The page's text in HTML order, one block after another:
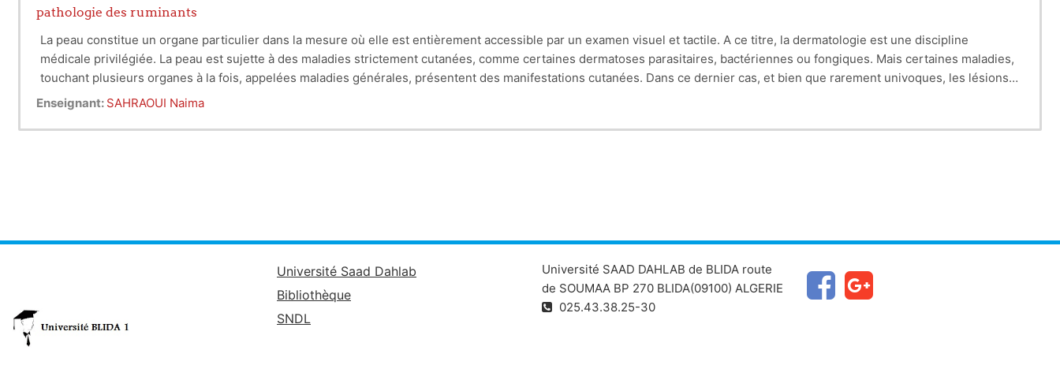
pathologie des ruminants
La peau constitue un organe particulier dans la mesure où elle est entièrement accessible par un examen visuel et tactile. A ce titre, la dermatologie est une discipline
médicale privilégiée. La peau est sujette à des maladies strictement cutanées, comme certaines dermatoses parasitaires, bactériennes ou fongiques. Mais certaines maladies,
touchant plusieurs organes à la fois, appelées maladies générales, présentent des manifestations cutanées. Dans ce dernier cas, et bien que rarement univoques, les lésions
cutanées peuvent être une aide précieuse au diagnostic de la maladie générale, alors que les signes généraux, seuls, ne sont parfois que peu informatifs. De plus, bien que
non directement touchée par le processus pathologique, la peau peut, lors d’atteinte interne, constituer un indicateur de la santé de l’animal.
Enseignant: SAHRAOUI Naima
Université Saad Dahlab
Bibliothèque
SNDL
Université SAAD DAHLAB de BLIDA route
de SOUMAA BP 270 BLIDA(09100) ALGERIE
025.43.38.25-30